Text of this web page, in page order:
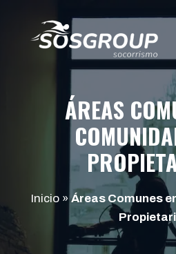
contenido
ÁREAS
Inicio »Áreas Comunes